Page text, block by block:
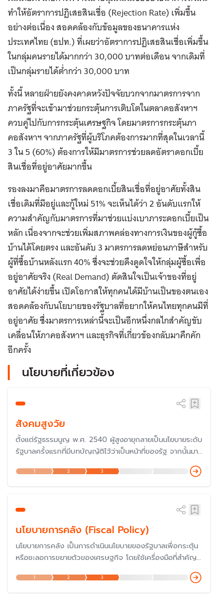
ทำให้อัตราการปฏิเสธสินเชื่อ (Rejection Rate) เพิ่มขึ้น
อย่างต่อเนื่อง สอดคล้องกับข้อมูลของธนาคารแห่ง
ประเทศไทย (ธปท.) ที่เผยว่าอัตราการปฏิเสธสินเชื่อเพิ่มขึ้น
ในกลุ่มคนรายได้มากกว่า 30,000 บาทต่อเดือน จากเดิมที่
เป็นกลุ่มรายได้ต่ำกว่า 30,000 บาท
ทั้งนี้ หลายฝ่ายยังคงคาดหวังปัจจัยบวกจากมาตรการจาก
ภาครัฐที่จะเข้ามาช่วยกระตุ้นการเติบโตในตลาดอสังหาฯ
ควบคู่ไปกับการกระตุ้นเศรษฐกิจ โดยมาตรการกระตุ้นภา
คอสังหาฯ จากภาครัฐที่ผู้บริโภคต้องการมากที่สุดในเวลานี้
3 ใน 5 (60%) ต้องการให้มีมาตรการช่วยลดอัตราดอกเบี้ย
สินเชื่อที่อยู่อาศัยมากขึ้น
รองลงมาคือมาตรการลดดอกเบี้ยสินเชื่อที่อยู่อาศัยทั้งสิน
เชื่อเดิมที่มีอยู่และกู้ใหม่ 51% จะเห็นได้ว่า 2 อันดับแรกให้
ความสำคัญกับมาตรการที่มาช่วยแบ่งเบาภาระดอกเบี้ยเป็น
หลัก เนื่องจากจะช่วยเพิ่มสภาพคล่องทางการเงินของผู้กู้ซื้อ
บ้านได้โดยตรง และอันดับ 3 มาตรการลดหย่อนภาษีสำหรับ
ผู้ที่ซื้อบ้านหลังแรก 40% ซึ่งจะช่วยดึงดูดใจให้กลุ่มผู้ซื้อเพื่อ
อยู่อาศัยจริง (Real Demand) ตัดสินใจเป็นเจ้าของที่อยู่
อาศัยได้ง่ายขึ้น เปิดโอกาสให้ทุกคนได้มีบ้านเป็นของตนเอง
สอดคล้องกับนโยบายของรัฐบาลที่อยากให้คนไทยทุกคนมีที่
อยู่อาศัย ซึ่งมาตรการเหล่านี้จะเป็นอีกหนึ่งกลไกสำคัญขับ
เคลื่อนให้ภาคอสังหาฯ และธุรกิจที่เกี่ยวข้องกลับมาคึกคัก
อีกครั้ง
นโยบายที่เกี่ยวข้อง
สังคมสูงวัย
ตั้งแต่รัฐธรรมนูญ พ.ศ. 2540 ผู้สูงอายุกลายเป็นนโยบายระดับ
รัฐบาลครั้งแรกที่มีบทบัญญัติไว้ว่าเป็นหน้าที่ของรัฐ จากนั้นมา
ทุกรัฐบาลก็มีนโยบายต่อประชากรผู้สูงอายุในด้านต่าง ๆ เพื่อให้
ผู้สูงอายุดำรงชีวิตได้อย่างมีคุณภาพ และยิ่งสังคมไทยเริ่มเข้าสู่
สังคมสูงอายุขั้นสุดยอด ทำให้รัฐบาลต้องมาดูแลมากยิ่งขึ้น
1 2 3
นโยบายการคลัง (Fiscal Policy)
นโยบายการคลัง เป็นการดำเนินนโยบายของรัฐบาลเพื่อกระตุ้น
หรือชะลอการขยายตัวของเศรษฐกิจ โดยใช้เครื่องมือที่สำคัญ
ของรัฐบาล คือ การใช้จ่ายของรัฐบาล (รายจ่าย) และการเก็บ
ภาษี (รายได้) รวมถึงการก่อหนี้สาธารณะของรัฐบาล
1 2 3